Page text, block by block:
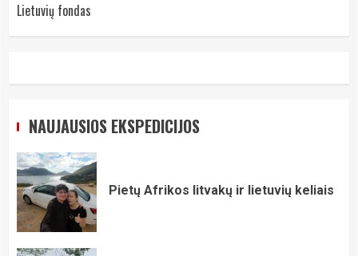
Lietuvių fondas
NAUJAUSIOS EKSPEDICIJOS
Pietų Afrikos litvakų ir lietuvių keliais